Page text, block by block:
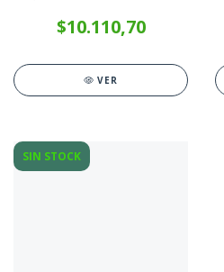
$10.110,70
VER
SIN STOCK